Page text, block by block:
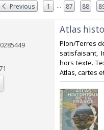
Previous 1 ... 87 88
‎Atlas
‎Plon/Terres
satisfaisant,
hors texte.
Atlas, cartes